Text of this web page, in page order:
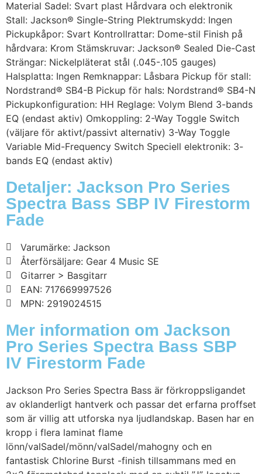
Material Sadel: Svart plast Hårdvara och elektronik
Stall: Jackson® Single-String Plektrumskydd: Ingen
Pickupkåpor: Svart Kontrollrattar: Dome-stil Finish på
hårdvara: Krom Stämskruvar: Jackson® Sealed Die-Cast
Strängar: Nickelpläterat stål (.045-.105 gauges)
Halsplatta: Ingen Remknappar: Låsbara Pickup för stall:
Nordstrand® SB4-B Pickup för hals: Nordstrand® SB4-N
Pickupkonfiguration: HH Reglage: Volym Blend 3-bands
EQ (endast aktiv) Omkoppling: 2-Way Toggle Switch
(väljare för aktivt/passivt alternativ) 3-Way Toggle
Variable Mid-Frequency Switch Speciell elektronik: 3-
bands EQ (endast aktiv)
Detaljer: Jackson Pro Series
Spectra Bass SBP IV Firestorm
Fade
Varumärke: Jackson
Återförsäljare: Gear 4 Music SE
Gitarrer > Basgitarr
EAN: 717669997526
MPN: 2919024515
Mer information om Jackson
Pro Series Spectra Bass SBP
IV Firestorm Fade
Jackson Pro Series Spectra Bass är förkroppsligandet
av oklanderligt hantverk och passar det erfarna proffset
som är villig att utforska nya ljudlandskap. Basen har en
kropp i flera laminat flame
lönn/valSadel/mönn/valSadel/mahogny och en
fantastisk Chlorine Burst -finish tillsammans med en